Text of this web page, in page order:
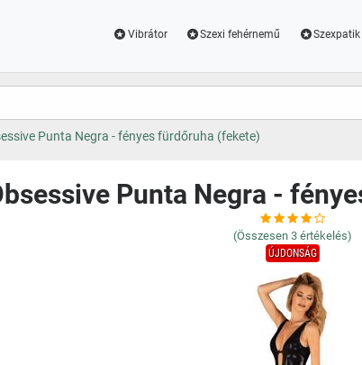
Vibrátor Szexi fehérnemű Szexpatik
Punta Negra - fényes fürdőruha (fekete)
Punta Negra -
(Összesen 3 értékelés)
ÚJDONSÁG